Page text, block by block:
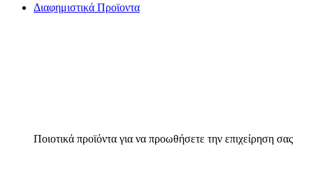
Διαφημιστικά Προϊοντα
Ποιοτικά προϊόντα για να προωθήσετε την επιχείρηση σας